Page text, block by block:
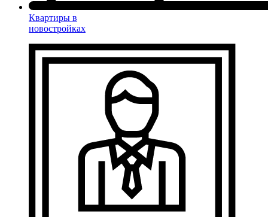
Квартиры в
новостройках